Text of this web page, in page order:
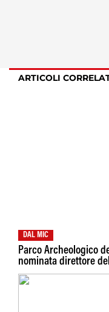
ARTICOLI
DAL MIC
Parco Archeologico
nominata direttore